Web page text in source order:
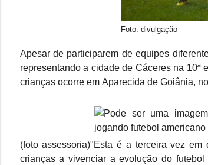
Foto: divulgação
Apesar de participarem de equipes
representando a cidade de Cáceres na 10ª
crianças ocorre em Aparecida de Goiânia,
(foto assessoria)"Esta é a terceira vez
crianças a vivenciar a evolução do